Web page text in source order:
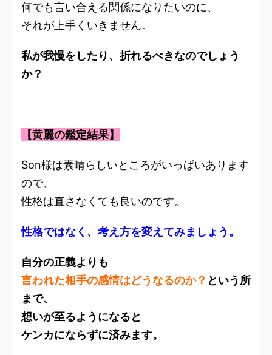
何でも言い合える関係になりたいのに、
それが上手くいきません。
私が我慢をしたり、折れるべきなのでしょう
か？
【黄麗の鑑定結果】
Son様は素晴らしいところがいっぱいあります
ので、
性格は直さなくても良いのです。
性格ではなく、考え方を変えてみましょう。
自分の正義よりも
言われた相手の感情はどうなるのか？ という所
まで、
想いが至るようになると
ケンカにならずに済みます。